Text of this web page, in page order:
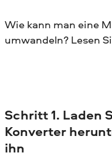
Wie kann man eine
umwandeln? Lesen
Schritt 1. Laden
Konverter
ihn